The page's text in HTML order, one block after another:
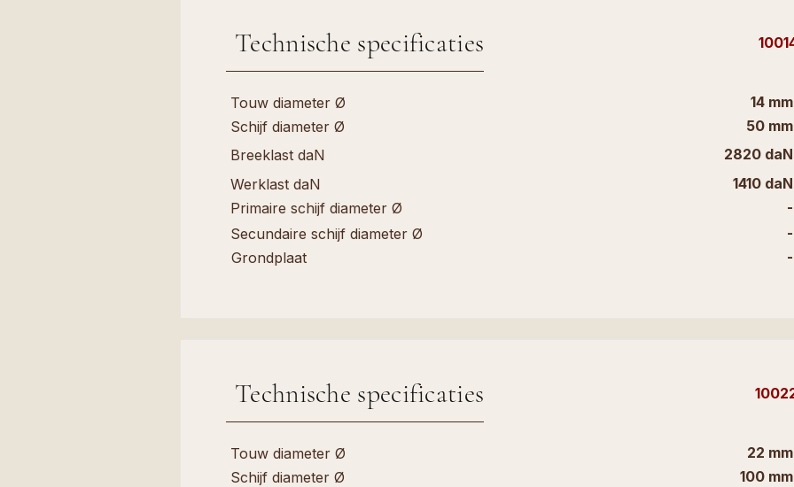
Technische specificaties
Touw diameter Ø
Schijf diameter Ø
Breeklast daN
Werklast daN
Primaire schijf diameter Ø
Secundaire schijf diameter Ø
Grondplaat
14 mm
50 mm
2820 daN
1410 daN
-
-
-
Technische specificaties
Touw diameter Ø
Schijf diameter Ø
22 mm
100 mm